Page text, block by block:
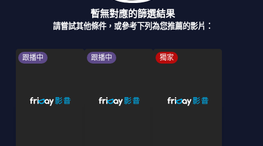
暫無對應的篩選結果
請嘗試其他條件，或參考下列為您推薦的影片：
跟播中 跟播中 獨家